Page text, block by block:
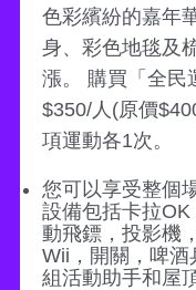
色彩繽紛的嘉年
身、彩色地毯及
漲。 購買「全民
$350/人(原價
項運動各1次。
您可以享受整個
設備包括卡拉
動飛鏢，投影機
Wii，開關，啤
組活動助手和屋